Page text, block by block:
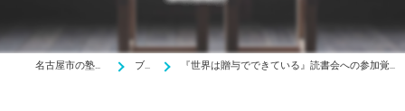
名古屋市の塾は寺子屋塾 ブログ 『世界は贈与でできている』読書会への参加覚え書き（その５・最終回）